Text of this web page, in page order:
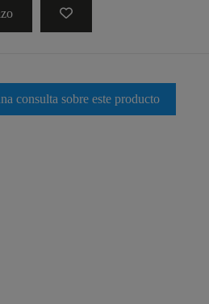
consulta sobre este producto